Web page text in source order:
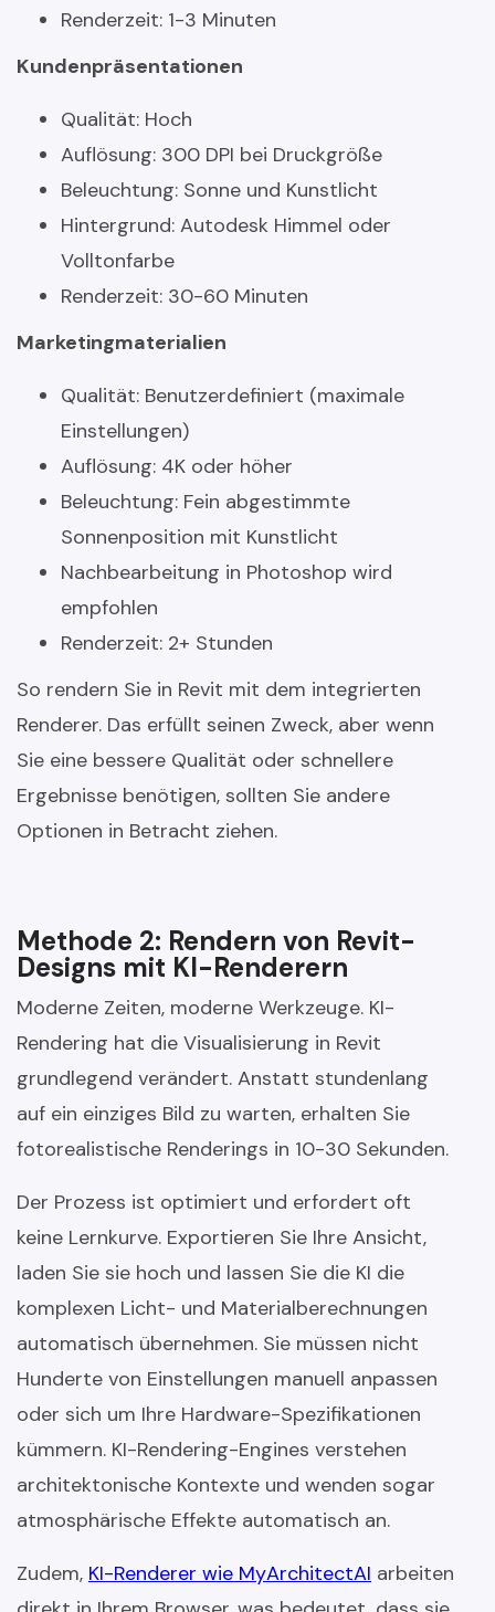
Renderzeit: 1-3 Minuten
Kundenpräsentationen
Qualität: Hoch
Auflösung: 300 DPI bei Druckgröße
Beleuchtung: Sonne und Kunstlicht
Hintergrund: Autodesk Himmel oder
Volltonfarbe
Renderzeit: 30-60 Minuten
Marketingmaterialien
Qualität: Benutzerdefiniert (maximale
Einstellungen)
Auflösung: 4K oder höher
Beleuchtung: Fein abgestimmte
Sonnenposition mit Kunstlicht
Nachbearbeitung in Photoshop wird
empfohlen
Renderzeit: 2+ Stunden
So rendern Sie in Revit mit dem integrierten
Renderer. Das erfüllt seinen Zweck, aber wenn
Sie eine bessere Qualität oder schnellere
Ergebnisse benötigen, sollten Sie andere
Optionen in Betracht ziehen.
Methode 2: Rendern von Revit-
Designs mit KI-Renderern
Moderne Zeiten, moderne Werkzeuge. KI-
Rendering hat die Visualisierung in Revit
grundlegend verändert. Anstatt stundenlang
auf ein einziges Bild zu warten, erhalten Sie
fotorealistische Renderings in 10-30 Sekunden.
Der Prozess ist optimiert und erfordert oft
keine Lernkurve. Exportieren Sie Ihre Ansicht,
laden Sie sie hoch und lassen Sie die KI die
komplexen Licht- und Materialberechnungen
automatisch übernehmen. Sie müssen nicht
Hunderte von Einstellungen manuell anpassen
oder sich um Ihre Hardware-Spezifikationen
kümmern. KI-Rendering-Engines verstehen
architektonische Kontexte und wenden sogar
atmosphärische Effekte automatisch an.
Zudem, KI-Renderer wie MyArchitectAI arbeiten